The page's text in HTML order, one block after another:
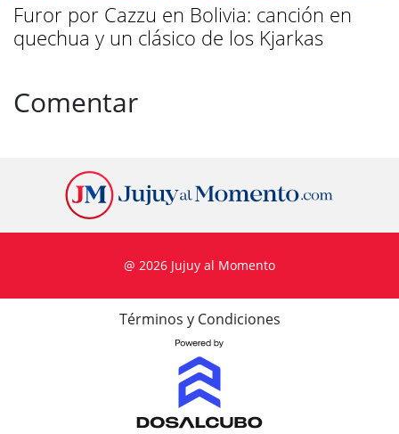
Furor por Cazzu en Bolivia: canción en
quechua y un clásico de los Kjarkas
Comentar
@ 2026 Jujuy al Momento
Términos y Condiciones